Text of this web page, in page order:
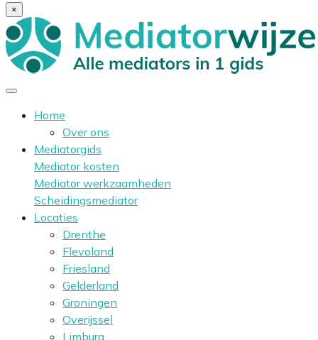
×
Home
Over ons
Mediatorgids
Mediator kosten
Mediator werkzaamheden
Scheidingsmediator
Locaties
Drenthe
Flevoland
Friesland
Gelderland
Groningen
Overijssel
Limburg